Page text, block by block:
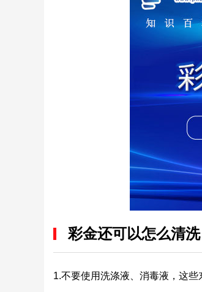
彩金还可以怎么清洗
1.不要使用洗涤液、消毒液，这